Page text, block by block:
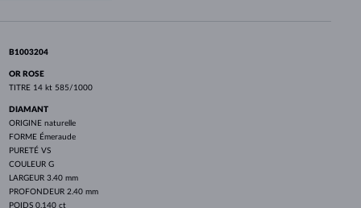
B1003204
OR ROSE
TITRE 14 kt 585/1000
DIAMANT
ORIGINE naturelle
FORME Émeraude
PURETÉ VS
COULEUR G
LARGEUR 3.40 mm
PROFONDEUR 2.40 mm
POIDS 0.140 ct